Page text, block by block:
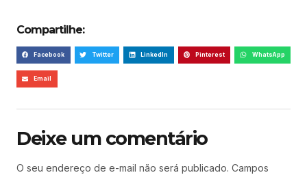
Compartilhe:
Facebook Twitter LinkedIn Pinterest WhatsApp
Email
Deixe um comentário
O seu endereço de e-mail não será publicado. Campos